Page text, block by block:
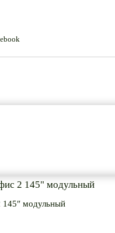
модульный